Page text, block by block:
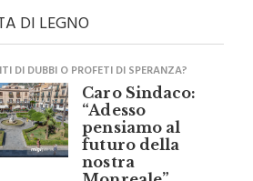
DI LEGNO
DI DUBBI O PROFETI DI SPERANZA?
Caro Sindaco:
“Adesso
pensiamo al
futuro della
nostra
Monreale”